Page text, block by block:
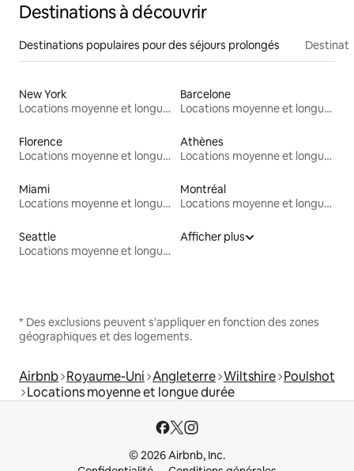
Destinations à découvrir
Destinations populaires pour des séjours prolongés
New York
Locations moyenne et longue durée
Barcelone
Locations moyenne et longue durée
Florence
Locations moyenne et longue durée
Athènes
Locations moyenne et longue durée
Miami
Locations moyenne et longue durée
Montréal
Locations moyenne et longue durée
Seattle
Locations moyenne et longue durée
Afficher plus
* Des exclusions peuvent s'appliquer en fonction des zones
géographiques et des logements.
Airbnb Royaume-Uni Angleterre Wiltshire Poulshot
Locations moyenne et longue durée
© 2026 Airbnb, Inc.